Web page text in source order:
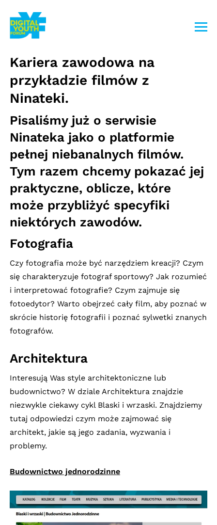
treści
Kariera zawodowa na
przykładzie filmów z
Ninateki.
Pisaliśmy już o serwisie
Ninateka jako o platformie
pełnej niebanalnych filmów.
Tym razem chcemy pokazać jej
praktyczne, oblicze, które
może przybliżyć specyfiki
niektórych zawodów.
Fotografia
Czy fotografia może być narzędziem kreacji? Czym
się charakteryzuje fotograf sportowy? Jak rozumieć
i interpretować fotografie? Czym zajmuje się
fotoedytor? Warto obejrzeć cały film, aby poznać w
skrócie historię fotografii i poznać sylwetki znanych
fotografów.
Architektura
Interesują Was style architektoniczne lub
budownictwo? W dziale Architektura znajdzie
niezwykle ciekawy cykl Blaski i wrzaski. Znajdziemy
tutaj odpowiedzi czym może zajmować się
architekt, jakie są jego zadania, wyzwania i
problemy.
Budownictwo jednorodzinne